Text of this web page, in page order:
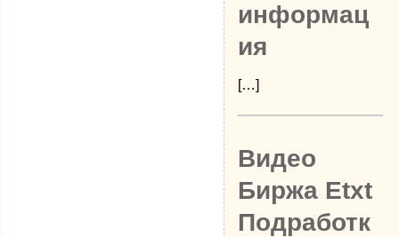
информац
ия
[…]
Видео
Биржа Etxt
Подработк